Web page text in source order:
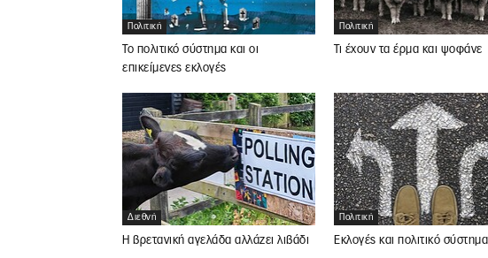
Πολιτική
Το πολιτικό σύστημα και οι
επικείμενες εκλογές
Πολιτική
Τι έχουν τα έρμα και ψοφάνε
Διεθνή
Η βρετανική αγελάδα αλλάζει λιβάδι
Πολιτική
Εκλογές και πολιτικό σύστημα